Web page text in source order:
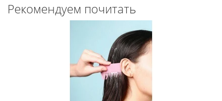
Рекомендуем почитать